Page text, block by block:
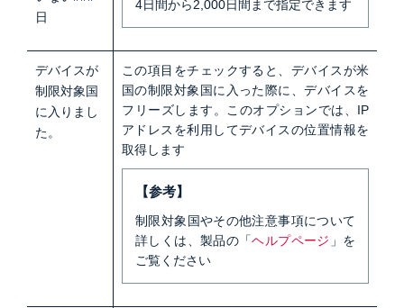
日
4日間から2,000日間まで指定できます
デバイスが
制限対象国
に入りまし
た。
この項目をチェックすると、デバイスが米
国の制限対象国に入った際に、デバイスを
フリーズします。このオプションでは、IP
アドレスを利用してデバイスの位置情報を
取得します
【参考】
制限対象国やその他注意事項について
詳しくは、製品の「ヘルプページ 」を
ご覧ください